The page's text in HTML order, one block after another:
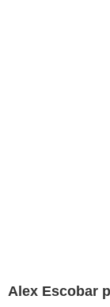
Alex Escobar